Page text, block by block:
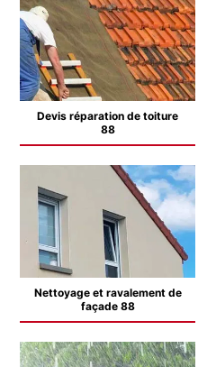
Devis réparation de toiture
88
Nettoyage et ravalement de
façade 88